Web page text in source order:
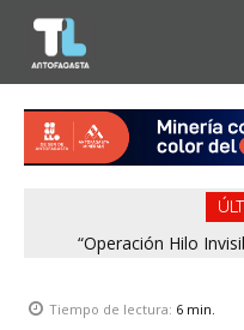
“Operación Hilo
Tiempo de lectura: 6 min.